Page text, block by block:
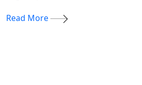
Read More